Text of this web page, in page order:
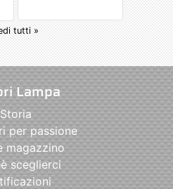
tutti »
Lampa
Storia
per passione
magazzino
sceglierci